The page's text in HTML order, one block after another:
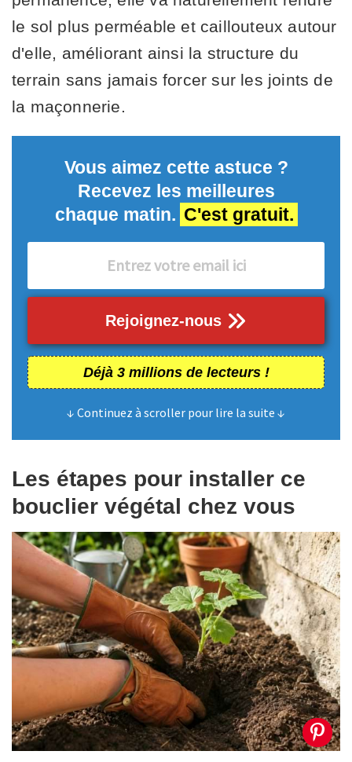
le sol plus perméable et caillouteux autour
d'elle, améliorant ainsi la structure du
terrain sans jamais forcer sur les joints de
la maçonnerie.
Vous aimez cette astuce ?
Recevez les meilleures
chaque matin. C'est gratuit.
Rejoignez-nous
Déjà 3 millions de lecteurs !
↓ Continuez à scroller pour lire la suite ↓
Les étapes pour installer ce
bouclier végétal chez vous